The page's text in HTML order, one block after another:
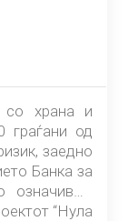
храна и
граѓани од
заедно
Банка за
“Нула